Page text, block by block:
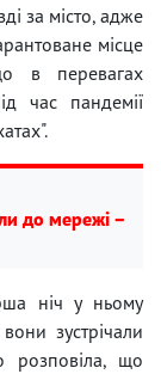
за місто, адже
місце
в перевагах
час пандемії
до мережі –
ніч у ньому
зустрічали
розповіла, що